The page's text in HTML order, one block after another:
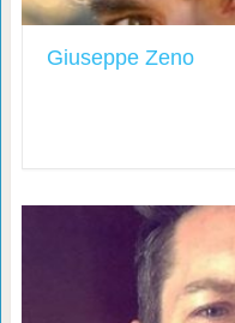
Giuseppe Zeno